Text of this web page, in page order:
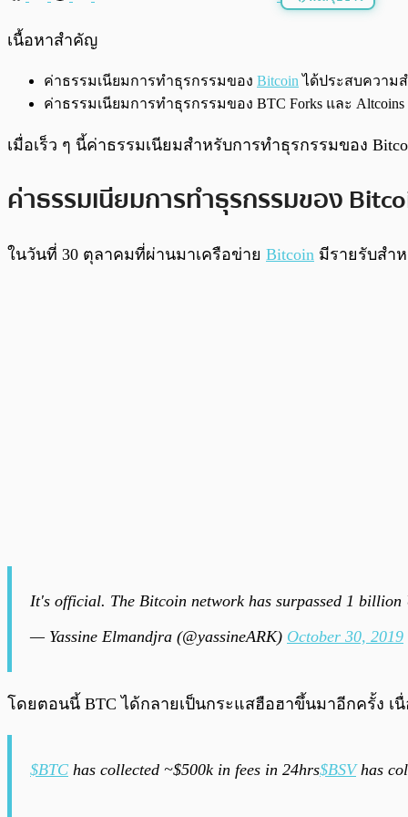
พร้อมเล่น
เนื้อหาสำคัญ
ค่าธรรมเนียมการทำธุรกรรมของ Bitcoinได้ประสบความ
ค่าธรรมเนียมการทำธุรกรรมของ BTC Forks และ Altcoins
เมื่อเร็ว ๆ นี้ค่าธรรมเนียมสำหรับการทำธุรกรรมของ
ค่าธรรมเนียมการทำธุรกรรมของ
ในวันที่ 30 ตุลาคมที่ผ่านมาเครือข่าย Bitcoin มีรายรับสำ
It's official. The Bitcoin network has surpassed 1
— Yassine Elmandjra (@yassineARK) October 30, 2019
โดยตอนนี้ BTC ได้กลายเป็นกระแสฮือฮาขึ้นมาอีกครั้ง เ
$BTC has collected ~$500k in fees in 24hrs$BSVhas